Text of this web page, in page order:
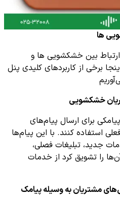
ها
ارتباط بین خشکشویی ها و
برخی از کاربردهای کلیدی پنل
خشکشویی
برای ارسال پیام‌های
استفاده کنند. با این پیام‌ها
جدید، تبلیغات فصلی،
را تشویق کرد از خدمات
مشتریان به وسیله پیامک